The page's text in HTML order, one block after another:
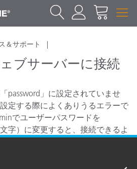
＆サポート
ブサーバーに接続
password」に設定されていませ
定する際によくありうるエラーで
でユーザーパスワードを
文字）に変更すると、接続できるよ